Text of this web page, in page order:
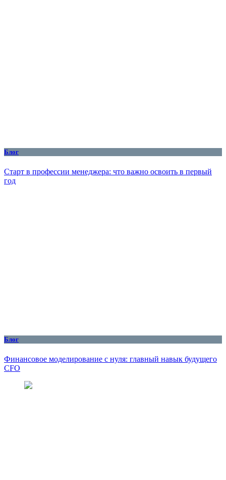
Блог
Старт в профессии менеджера: что важно освоить в первый
год
Блог
Финансовое моделирование с нуля: главный навык будущего
CFO